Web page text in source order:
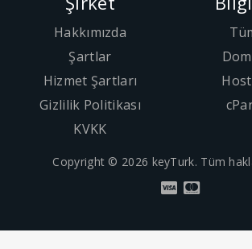
Hakkımızda
Şartlar
Hizmet Şartları
Gizlilik Politikası
KVKK
Copyright © 2026 keyTurk. Tüm